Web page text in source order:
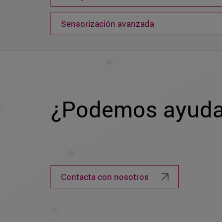
Sensorización avanzada
¿Podemos
Contacta con nosotros